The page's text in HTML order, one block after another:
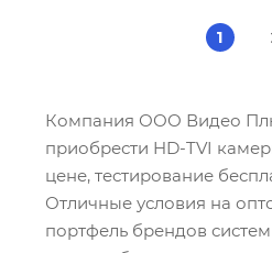
1
Компания ООО Видео
приобрести HD-TVI
цене, тестирование
Отличные условия на
портфель брендов